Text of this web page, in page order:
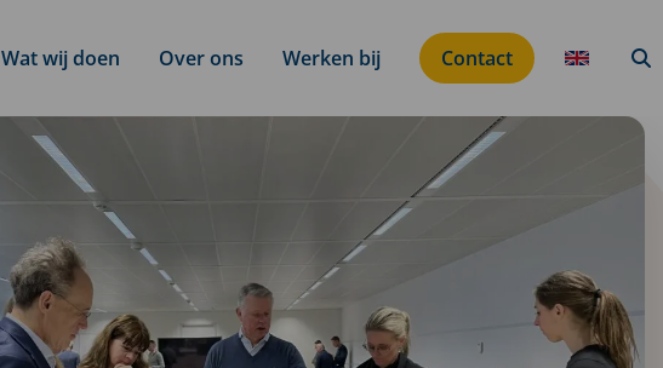
Wat wij doen Over ons Werken bij Contact